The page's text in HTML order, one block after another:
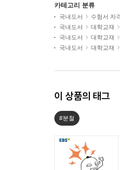
카테고리 분류
국내도서 수험서 자
국내도서
대학교재
국내도서
대학교재
국내도서
대학교재
이 상품의 태그
#분철